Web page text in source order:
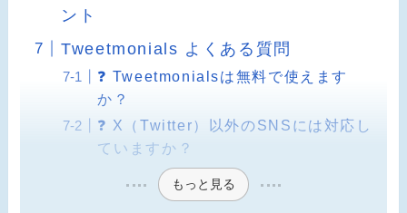
ント
Tweetmonials よくある質問
❓ Tweetmonialsは無料で使えます
か？
❓ X（Twitter）以外のSNSには対応し
ていますか？
もっと見る